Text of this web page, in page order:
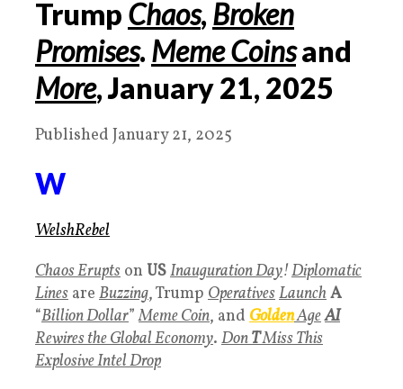
Trump Chaos, Broken
Promises. Meme Coinsand
More, January21, 2025
Published January 21, 2025
W
WelshRebel
Chaos Erupts on USInauguration Day!Diplomatic
Lines are Buzzing, Trump OperativesLaunchA
“Billion Dollar”Meme Coin, and GoldenAgeAI
Rewires the Global Economy. DonTMiss This
Explosive Intel Drop